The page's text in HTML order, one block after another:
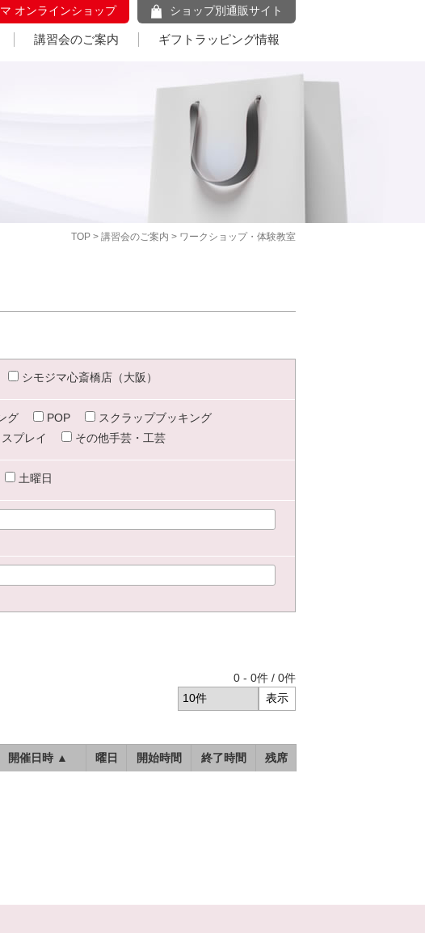
オンラインショップ ショップ別通販サイト
講習会のご案内 ギフトラッピング情報
TOP > 講習会のご案内 > ワークショップ・体験教室
シモジマ心斎橋店（大阪）
グ POP
スクラップブッキング
プレイ その他手芸・工芸
土曜日
0 - 0件 / 0件
開催日時 ▲ 曜日 開始時間 終了時間 残席